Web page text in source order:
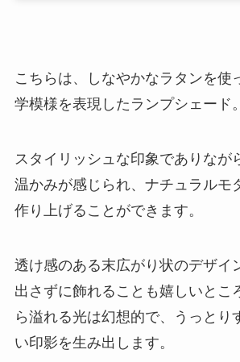
こちらは、しなやかなラタンを使
学模様を表現したランプシェード。
スタイリッシュな印象でありなが
温かみが感じられ、ナチュラルモ
作り上げることができます。
透け感のある末広がり状のデザイ
出さずに飾れることも嬉しいとこ
ら溢れる光は幻想的で、うっとり
い印影を生み出します。